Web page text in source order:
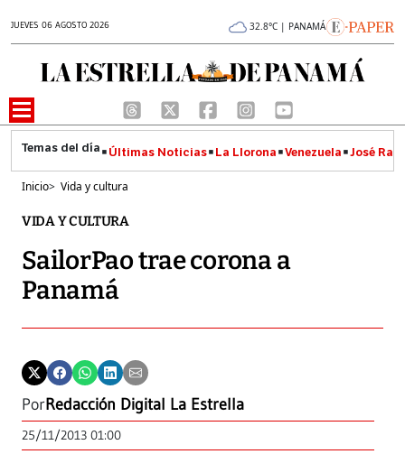
JUEVES 06 AGOSTO 2026 32.8°C | PANAMÁ
Últimas Noticias La Llorona Venezuela José
Inicio> Vida y cultura
VIDA Y CULTURA
SailorPao trae corona a
Panamá
PorRedacción Digital La Estrella
25/11/2013 01:00